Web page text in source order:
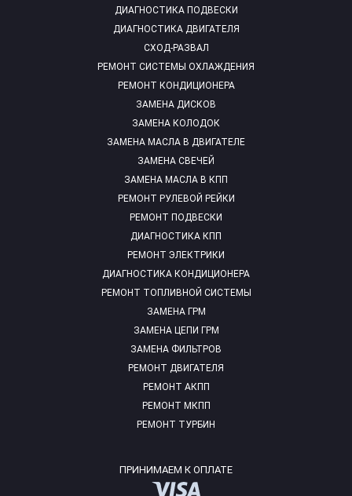
ДИАГНОСТИКА ПОДВЕСКИ
ДИАГНОСТИКА ДВИГАТЕЛЯ
СХОД-РАЗВАЛ
РЕМОНТ СИСТЕМЫ ОХЛАЖДЕНИЯ
РЕМОНТ КОНДИЦИОНЕРА
ЗАМЕНА ДИСКОВ
ЗАМЕНА КОЛОДОК
ЗАМЕНА МАСЛА В ДВИГАТЕЛЕ
ЗАМЕНА СВЕЧЕЙ
ЗАМЕНА МАСЛА В КПП
РЕМОНТ РУЛЕВОЙ РЕЙКИ
РЕМОНТ ПОДВЕСКИ
ДИАГНОСТИКА КПП
РЕМОНТ ЭЛЕКТРИКИ
ДИАГНОСТИКА КОНДИЦИОНЕРА
РЕМОНТ ТОПЛИВНОЙ СИСТЕМЫ
ЗАМЕНА ГРМ
ЗАМЕНА ЦЕПИ ГРМ
ЗАМЕНА ФИЛЬТРОВ
РЕМОНТ ДВИГАТЕЛЯ
РЕМОНТ АКПП
РЕМОНТ МКПП
РЕМОНТ ТУРБИН
ПРИНИМАЕМ К ОПЛАТЕ